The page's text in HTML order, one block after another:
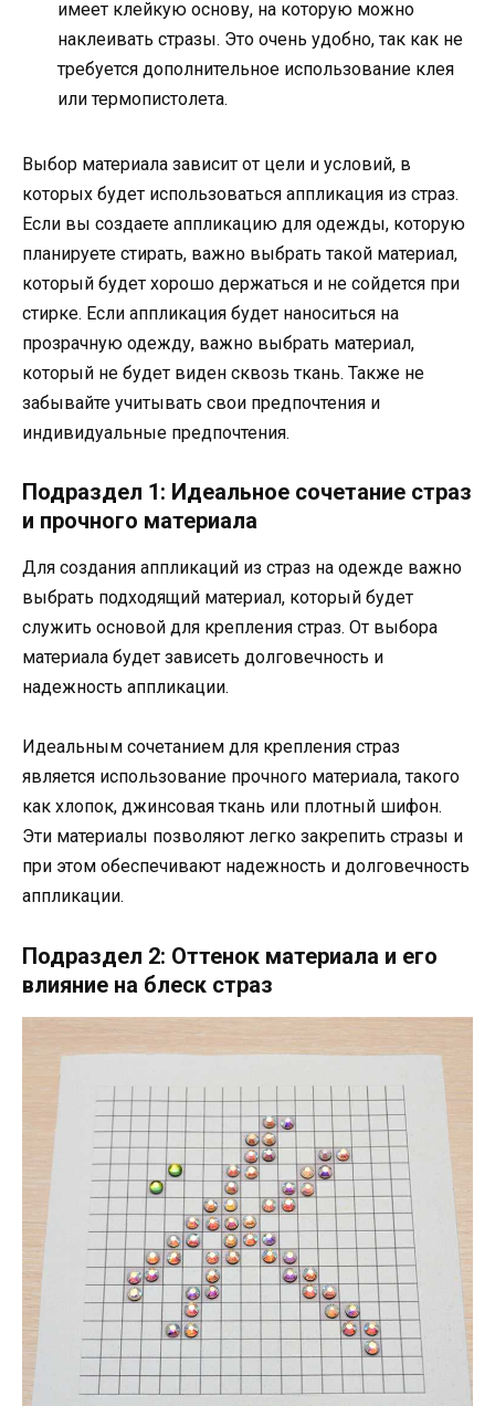
имеет клейкую основу, на которую можно
наклеивать стразы. Это очень удобно, так как не
требуется дополнительное использование клея
или термопистолета.
Выбор материала зависит от цели и условий, в
которых будет использоваться аппликация из страз.
Если вы создаете аппликацию для одежды, которую
планируете стирать, важно выбрать такой материал,
который будет хорошо держаться и не сойдется при
стирке. Если аппликация будет наноситься на
прозрачную одежду, важно выбрать материал,
который не будет виден сквозь ткань. Также не
забывайте учитывать свои предпочтения и
индивидуальные предпочтения.
Подраздел 1: Идеальное сочетание страз
и прочного материала
Для создания аппликаций из страз на одежде важно
выбрать подходящий материал, который будет
служить основой для крепления страз. От выбора
материала будет зависеть долговечность и
надежность аппликации.
Идеальным сочетанием для крепления страз
является использование прочного материала, такого
как хлопок, джинсовая ткань или плотный шифон.
Эти материалы позволяют легко закрепить стразы и
при этом обеспечивают надежность и долговечность
аппликации.
Подраздел 2: Оттенок материала и его
влияние на блеск страз